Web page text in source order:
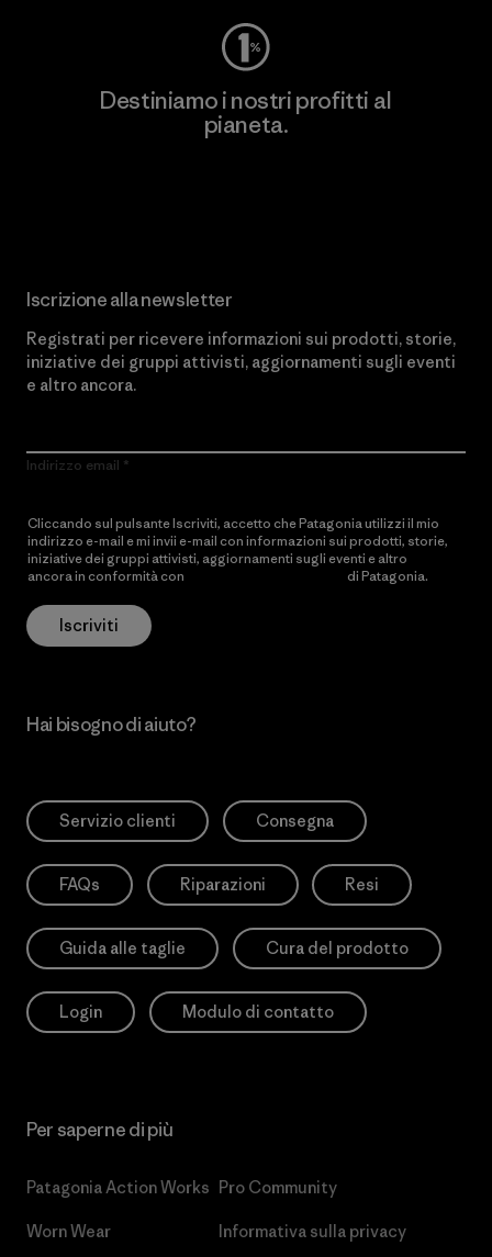
Destiniamo i nostri profitti al
pianeta.
Iscrizione alla newsletter
Registrati per ricevere informazioni sui prodotti, storie,
iniziative dei gruppi attivisti, aggiornamenti sugli eventi
e altro ancora.
Indirizzo email
Cliccando sul pulsante Iscriviti, accetto che Patagonia utilizzi il mio
indirizzo e-mail e mi invii e-mail con informazioni sui prodotti, storie,
iniziative dei gruppi attivisti, aggiornamenti sugli eventi e altro
ancora in conformità con
di Patagonia.
Iscriviti
Hai bisogno di aiuto?
Servizio clienti Consegna
FAQs Riparazioni Resi
Guida alle taglie Cura del prodotto
Login Modulo di contatto
Per saperne di più
Patagonia Action Works
Worn Wear
Pro Community
Informativa sulla privacy